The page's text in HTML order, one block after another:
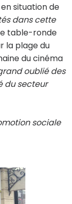
situation de
dans cette
table-ronde
la plage du
du cinéma
oublié des
du secteur
sociale